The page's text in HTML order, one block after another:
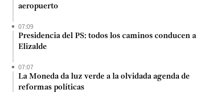
aeropuerto
07:09
Presidencia del PS: todos los caminos conducen a
Elizalde
07:07
La Moneda da luz verde a la olvidada agenda de
reformas políticas